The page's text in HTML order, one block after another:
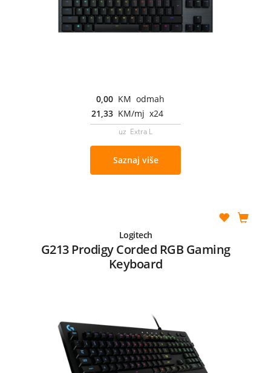
0,00 KM odmah
21,33 KM/mj x24
uz Extra L
Saznaj više
Logitech
G213 Prodigy Corded RGB Gaming
Keyboard